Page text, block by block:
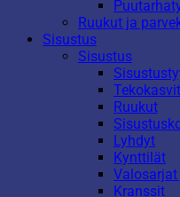
Ruukut ja
Sisustus
Sisustus
Tekokasvit
Ruukut
Lyhdyt
Kynttilät
Kranssit